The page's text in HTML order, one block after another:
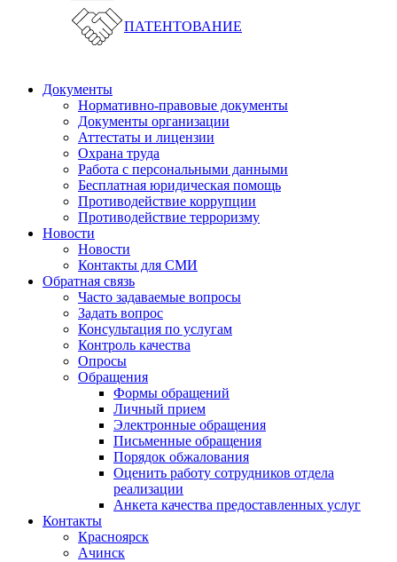
ПАТЕНТОВАНИЕ
Документы
Нормативно-правовые документы
Документы организации
Аттестаты и лицензии
Охрана труда
Работа с персональными данными
Бесплатная юридическая помощь
Противодействие коррупции
Противодействие терроризму
Новости
Новости
Контакты для СМИ
Обратная связь
Часто задаваемые вопросы
Задать вопрос
Консультация по услугам
Контроль качества
Опросы
Обращения
Формы обращений
Личный прием
Электронные обращения
Письменные обращения
Порядок обжалования
Оценить работу сотрудников отдела
реализации
Анкета качества предоставленных услуг
Контакты
Красноярск
Ачинск